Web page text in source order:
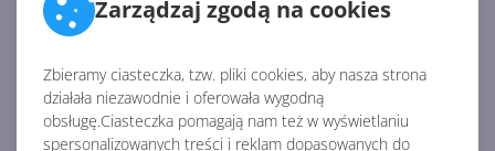
Zarządzaj zgodą na cookies
Zbieramy ciasteczka, tzw. pliki cookies, aby nasza strona
działała niezawodnie i oferowała wygodną
obsługę.Ciasteczka pomagają nam też w wyświetlaniu
spersonalizowanych treści i reklam dopasowanych do
kodzie w porównaniu z poprzednim programem jest
to, że nie tworzymy tutaj egzemplarza klasy
pierwszy argument – przeszukiwany łańcuch znaków,
a jako drugi – wyrażenie regularne określające
szukany wzorzec.